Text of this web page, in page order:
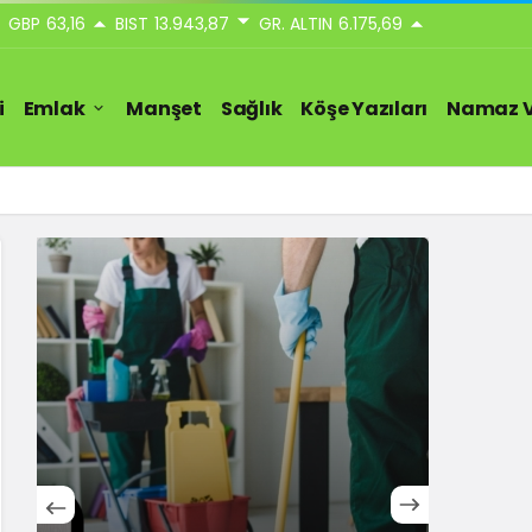
GBP 63,16 BIST 13.943,87 GR. ALTIN 6.175,69
Emlak Manşet Sağlık Köşe Yazıları Namaz